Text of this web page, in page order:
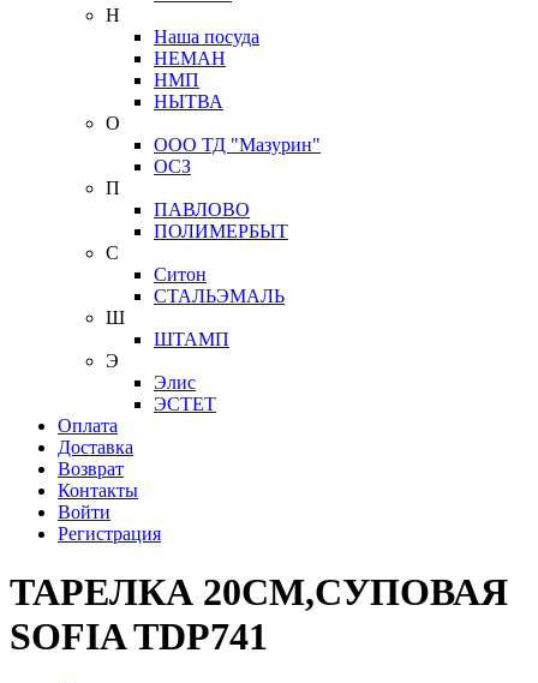
Н
Наша посуда
НЕМАН
НМП
НЫТВА
О
ООО ТД "Мазурин"
ОСЗ
П
ПАВЛОВО
ПОЛИМЕРБЫТ
С
Ситон
СТАЛЬЭМАЛЬ
Ш
ШТАМП
Э
Элис
ЭСТЕТ
Оплата
Доставка
Возврат
Контакты
Войти
Регистрация
ТАРЕЛКА 20СМ,СУПОВАЯ
SOFIA TDP741